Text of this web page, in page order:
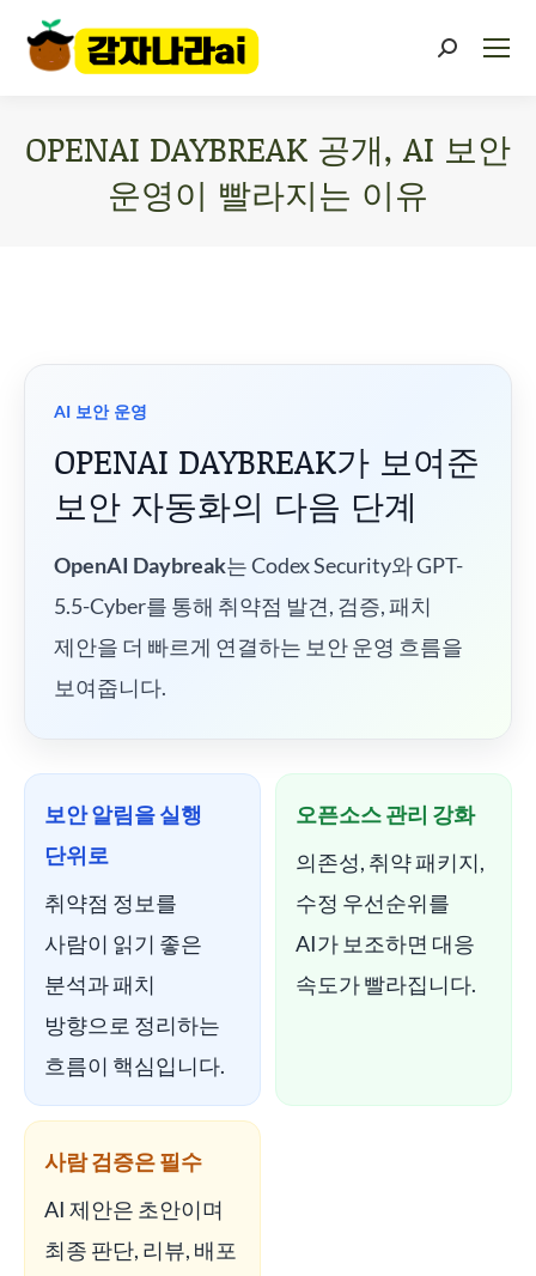
OPENAI DAYBREAK 공개, AI 보안
운영이 빨라지는 이유
AI 보안 운영
OPENAI DAYBREAK가 보여준
보안 자동화의 다음 단계
OpenAI Daybreak는 Codex Security와 GPT-
5.5-Cyber를 통해 취약점 발견, 검증, 패치
제안을 더 빠르게 연결하는 보안 운영 흐름을
보여줍니다.
보안 알림을 실행
단위로
취약점 정보를
사람이 읽기 좋은
분석과 패치
방향으로 정리하는
흐름이 핵심입니다.
오픈소스 관리 강화
의존성, 취약 패키지,
수정 우선순위를
AI가 보조하면 대응
속도가 빨라집니다.
사람 검증은 필수
AI 제안은 초안이며
최종 판단, 리뷰, 배포